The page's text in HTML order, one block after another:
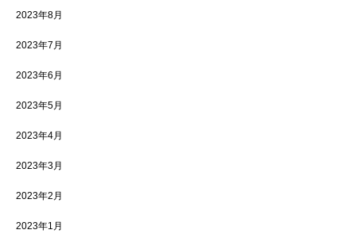
2023年8月
2023年7月
2023年6月
2023年5月
2023年4月
2023年3月
2023年2月
2023年1月